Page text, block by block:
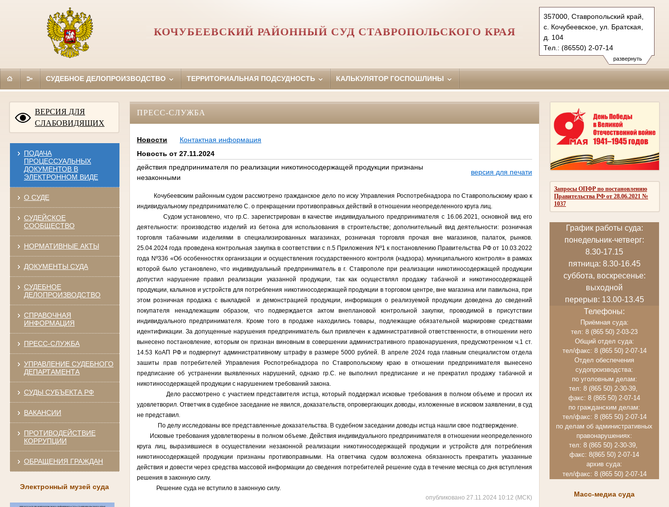
развернуть
357000, Ставропольский край,
с. Кочубеевское, ул. Братская,
д. 104
Тел.: (86550) 2-07-14
kochubeevsky.stv@sudrf.ru
показать на карте
КОЧУБЕЕВСКИЙ РАЙОННЫЙ СУД СТАВРОПОЛЬСКОГО КРАЯ
СУДЕБНОЕ ДЕЛОПРОИЗВОДСТВО ТЕРРИТОРИАЛЬНАЯ ПОДСУДНОСТЬ КАЛЬКУЛЯТОР ГОСПОШЛИНЫ
ВЕРСИЯ ДЛЯ
СЛАБОВИДЯЩИХ
ПОДАЧА
ПРОЦЕССУАЛЬНЫХ
ДОКУМЕНТОВ В
ЭЛЕКТРОННОМ ВИДЕ
О СУДЕ
СУДЕЙСКОЕ
СООБЩЕСТВО
НОРМАТИВНЫЕ АКТЫ
ДОКУМЕНТЫ СУДА
СУДЕБНОЕ
ДЕЛОПРОИЗВОДСТВО
СПРАВОЧНАЯ
ИНФОРМАЦИЯ
ПРЕСС-СЛУЖБА
УПРАВЛЕНИЕ СУДЕБНОГО
ДЕПАРТАМЕНТА
СУДЫ СУБЪЕКТА РФ
ВАКАНСИИ
ПРОТИВОДЕЙСТВИЕ
КОРРУПЦИИ
ОБРАЩЕНИЯ ГРАЖДАН
Электронный музей суда
Запросы ОПФР по постановлению
Правительства РФ от 28.06.2021 №
1037
График работы суда:
понедельник-четверг:
8.30-17.15
пятница: 8.30-16.45
суббота, воскресенье:
выходной
перерыв: 13.00-13.45
Телефоны:
Приёмная суда:
тел: 8 (865 50) 2-03-23
Общий отдел суда:
тел/факс: 8 (865 50) 2-07-14
Отдел обеспечения
судопроизводства:
по уголовным делам:
тел: 8 (865 50) 2-30-39,
факс: 8 (865 50) 2-07-14
по гражданским делам:
тел/факс: 8 (865 50) 2-07-14
по делам об административных
правонарушениях:
тел: 8 (865 50) 2-30-39,
факс: 8(865 50) 2-07-14
архив суда:
тел/факс: 8 (865 50) 2-07-14
Масс-медиа суда
ПРЕСС-СЛУЖБА
Новости
Контактная информация
Новость от 27.11.2024
действия предпринимателя по реализации никотиносодержащей продукции признаны
незаконными
версия для печати
Кочубеевским районным судом рассмотрено гражданское дело по иску Управления Роспотребнадзора по Ставропольскому краю к
индивидуальному предпринимателю С. о прекращении противоправных действий в отношении неопределенного круга лиц.
Судом установлено, что гр.С. зарегистрирован в качестве индивидуального предпринимателя с 16.06.2021, основной вид его
деятельности: производство изделий из бетона для использования в строительстве; дополнительный вид деятельности: розничная
торговля табачными изделиями в специализированных магазинах, розничная торговля прочая вне магазинов, палаток, рынков.
25.04.2024 года проведена контрольная закупка в соответствии с п.5 Приложения Nº1 к постановлению Правительства РФ от 10.03.2022
года Nº336 «Об особенностях организации и осуществления государственного контроля (надзора). муниципального контроля» в рамках
которой было установлено, что индивидуальный предприниматель в г. Ставрополе при реализации никотиносодержащей продукции
допустил нарушение правил реализации указанной продукции, так как осуществлял продажу табачной и никотиносодержащей
продукции, кальянов и устройств для потребления никотиносодержащей продукции в торговом центре, вне магазина или павильона, при
этом розничная продажа с выкладкой и демонстрацией продукции, информация о реализуемой продукции доведена до сведений
покупателя ненадлежащим образом, что подверждается актом внеплановой контрольной закупки, проводимой в присутствии
индивидуального предпринимателя. Кроме того в продаже находились товары, подлежащие обязательной маркировке средствами
идентификации. За допущенные нарушения предприниматель был привлечен к административной ответственности, в отношении него
вынесено постановление, которым он признан виновным в совершении административного правонарушения, предусмотренном ч.1 ст.
14.53 КоАП РФ и подвергнут административному штрафу в размере 5000 рублей. В апреле 2024 года главным специалистом отдела
зашиты прав потребителей Управления Роспотребнадзора по Ставропольскому краю в отношении предпринимателя вынесено
предписание об устранении выявленных нарушений, однако гр.С. не выполнил предписание и не прекратил продажу табачной и
никотиносодержащей продукции с нарушением требований закона.
Дело рассмотрено с участием представителя истца, который поддержал исковые требования в полном объеме и просил их
удовлетворил. Ответчик в судебное заседание не явился, доказательств, опровергающих доводы, изложенные в исковом заявлении, в суд
не представил.
По делу исследованы все представленные доказательства. В судебном заседании доводы истца нашли свое подтверждение.
Исковые требования удовлетворены в полном объеме. Действия индивидуального предпринимателя в отношении неопределенного
круга лиц,выразившиеся в осуществлении незаконной реализации никотиносодержащей продукции и устройств для потребления
никотиносодержащей продукции признаны противоправными. На ответчика судом возложена обязанность прекратить указанные
действия и довести через средства массовой информации до сведения потребителей решение суда в течение месяца со дня вступления
решения в законную силу.
Решение суда не вступило в законную силу.
опубликовано 27.11.2024 10:12 (МСК)